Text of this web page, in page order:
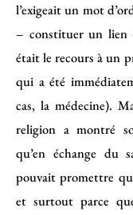
l’exigeait un mot
– constituer un lien
était le recours à un
qui a été
cas, la médecine).
religion a montré
qu’en échange du
pouvait promettre
et surtout parce